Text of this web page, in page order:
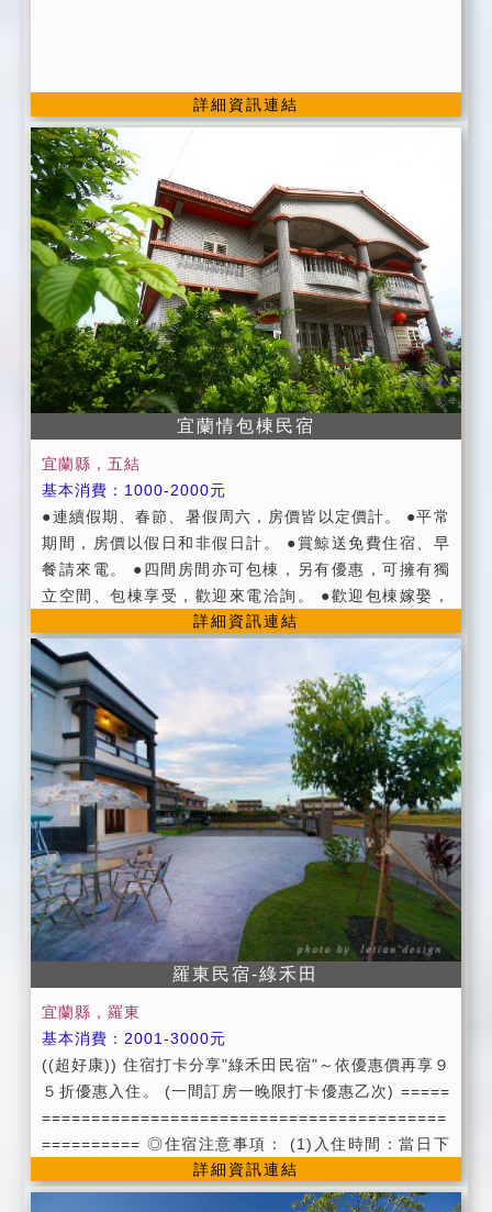
詳細資訊連結
宜蘭情包棟民宿
宜蘭縣，五結
基本消費：1000-2000元
●連續假期、春節、暑假周六，房價皆以定價計。 ●平常
期間，房價以假日和非假日計。 ●賞鯨送免費住宿、早
餐請來電。 ●四間房間亦可包棟，另有優惠，可擁有獨
立空間、包棟享受，歡迎來電洽詢。 ●歡迎包棟嫁娶，
免費提供紅湯圓、桂圓紅棗茶。 ●每房備有吹風機、冷
氣、有線頻道電視 ●每房提供茶包、咖啡、盥洗用具 ●
提供廚房、洗衣機、飲水機、冰箱 ●提供花園烤肉區及
代訂烤肉用品服務 ●附設寬敞停車空間 ●提供介紹一日
或多日旅遊行程安排 ●免費提供自行車，暢遊田野風光
詳細資訊連結
羅東民宿-綠禾田
宜蘭縣，羅東
基本消費：2001-3000元
((超好康)) 住宿打卡分享"綠禾田民宿"～依優惠價再享９
５折優惠入住。 (一間訂房一晚限打卡優惠乙次) =====
=========================================
========== ◎住宿注意事項： (1)入住時間：當日下
午16:00以後 ((入住時請提供證件辦理入宿登記))
（請勿提早前往，房務清理時段，恕難提早入住，不便
詳細資訊連結